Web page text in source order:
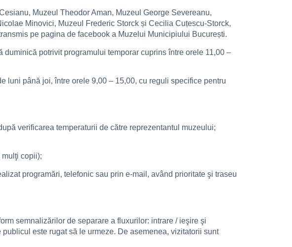
Muzeul Theodor Aman, Muzeul George Severeanu,
Minovici, Muzeul Frederic Storck și Cecilia Cuțescu-Storck,
pe pagina de facebook a Muzelui Municipiului București.
potrivit programului temporar cuprins între orele 11,00 –
luni până joi, între orele 9,00 – 15,00, cu reguli specifice pentru
verificarea temperaturii de către reprezentantul muzeului;
copii);
programări, telefonic sau prin e-mail, având prioritate şi traseu
semnalizărilor de separare a fluxurilor: intrare / ieşire şi
este rugat să le urmeze. De asemenea, vizitatorii sunt